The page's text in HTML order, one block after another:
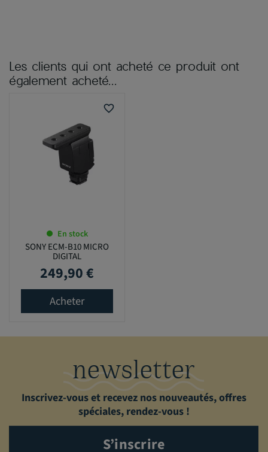
Les clients qui ont acheté ce produit ont
également acheté...
favorite_border
En stock
SONY ECM-B10 MICRO
DIGITAL
Prix
249,90 €
Acheter
newsletter
Inscrivez-vous et recevez nos nouveautés, offres
spéciales, rendez-vous !
S’inscrire